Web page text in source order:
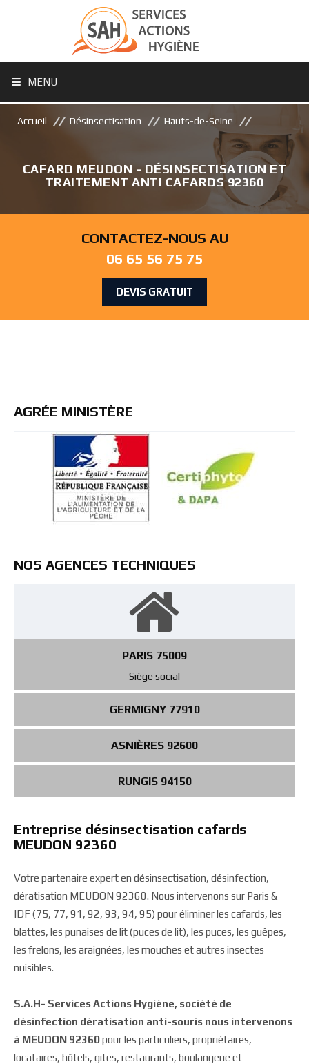
MENU
Accueil Désinsectisation Hauts-de-Seine
CAFARD MEUDON - DÉSINSECTISATION ET
TRAITEMENT ANTI CAFARDS 92360
CONTACTEZ-NOUS AU
06 65 56 75 75
DEVIS GRATUIT
AGRÉE MINISTÈRE
NOS AGENCES TECHNIQUES
PARIS 75009
Siège social
GERMIGNY 77910
ASNIÈRES 92600
RUNGIS 94150
Entreprise désinsectisation cafards
MEUDON 92360
Votre partenaire expert en désinsectisation, désinfection,
dératisation MEUDON 92360. Nous intervenons sur Paris &
IDF (75, 77, 91, 92, 93, 94, 95) pour éliminer les cafards, les
blattes, les punaises de lit (puces de lit), les puces, les guêpes,
les frelons, les araignées, les mouches et autres insectes
nuisibles.
S.A.H- Services Actions Hygiène, société de
désinfection dératisation anti-souris nous intervenons
à MEUDON 92360pour les particuliers, propriétaires,
locataires, hôtels, gites, restaurants, boulangerie et